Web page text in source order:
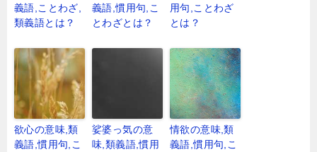
義語,ことわざ,
類義語とは？
義語,慣用句,こ
とわざとは？
用句,ことわざ
とは？
欲心の意味,類
義語,慣用句,こ
娑婆っ気の意
味,類義語,慣用
情欲の意味,類
義語,慣用句,こ